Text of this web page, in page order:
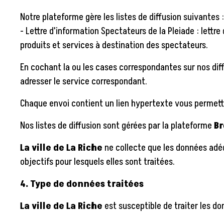
Notre plateforme gère les listes de diffusion suivantes :
- Lettre d'information Spectateurs de la Pleiade :
produits et services à destination des spectateurs.
En cochant la ou les cases correspondantes sur nos
adresser le service correspondant.
Chaque envoi contient un lien hypertexte vous
Nos listes de diffusion sont gérées par la plateforme
La ville de La Riche ne collecte que les données
objectifs pour lesquels elles sont traitées.
4. Type de données traitées
La ville de La Riche est susceptible de traiter les